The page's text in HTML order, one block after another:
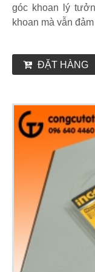
góc khoan lý
khoan mà vẫn
ĐẶT HÀNG